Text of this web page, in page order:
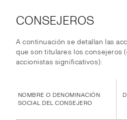
CONSEJEROS
A continuación se detallan las
que son titulares los consejeros
accionistas significativos):
NOMBRE O DENOMINACIÓN
SOCIAL DEL CONSEJERO